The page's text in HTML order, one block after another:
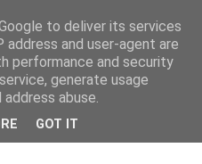
to deliver its services
address and user-agent are
performance and security
generate usage
abuse.
GOT IT